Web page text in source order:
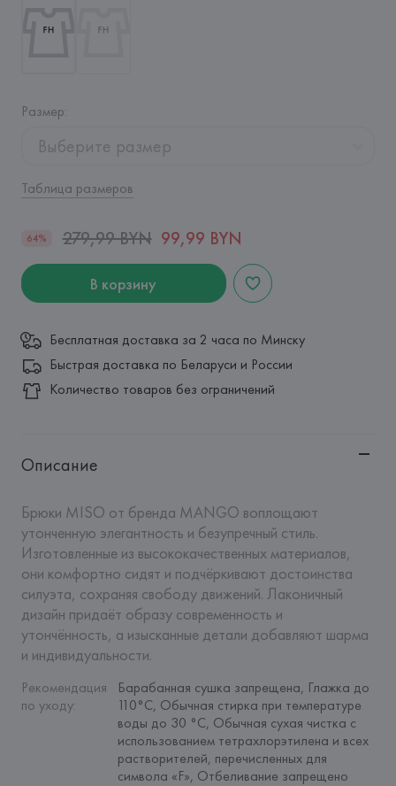
Размер:
Выберите размер
Таблица размеров
64% 279,99 BYN 99,99 BYN
В корзину
Бесплатная доставка за 2 часа по Минску
Быстрая доставка по Беларуси и России
Количество товаров без ограничений
Описание
Брюки MISO от бренда MANGO воплощают
утонченную элегантность и безупречный стиль.
Изготовленные из высококачественных материалов,
они комфортно сидят и подчёркивают достоинства
силуэта, сохраняя свободу движений. Лаконичный
дизайн придаёт образу современность и
утончённость, а изысканные детали добавляют шарма
и индивидуальности.
Рекомендация
по уходу:
Барабанная сушка запрещена, Глажка до
110°C, Обычная стирка при температуре
воды до 30 °C, Обычная сухая чистка с
использованием тетрахлорэтилена и всех
растворителей, перечисленных для
символа «F», Отбеливание запрещено